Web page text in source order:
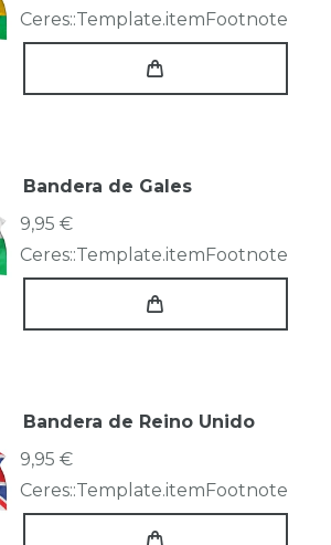
Ceres::Template.itemFootnote
Bandera de Gales
9,95 €
Ceres::Template.itemFootnote
Bandera de Reino Unido
9,95 €
Ceres::Template.itemFootnote